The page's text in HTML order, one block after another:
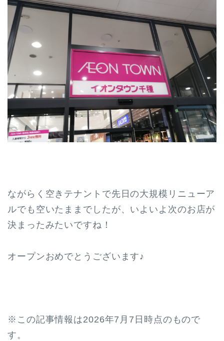
ながらく空きテナントで先日の大規模リニューア
ルでも空いたままでしたが、いよいよ次のお店が
決まったみたいですね！
オープンおめでとうございます♪
※この記事情報は2026年7月7日時点のもので
す。